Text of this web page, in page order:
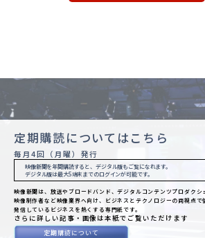
定期購読についてはこちら
毎月4回（月曜）発行
映像新聞を年間購読すると、デジタル版もご覧になれます。
デジタル版は最大5端末までのログインが可能です。
映像新聞は、放送やブロードバンド、デジタルコンテンツプロダクシ
映像制作者など映像業界へ向け、ビジネスとテクノロジーの両視点で
発信しているビジネスを熱くする専門紙です。
さらに詳しい記事・画像は本紙でご覧いただけます
定期購読について